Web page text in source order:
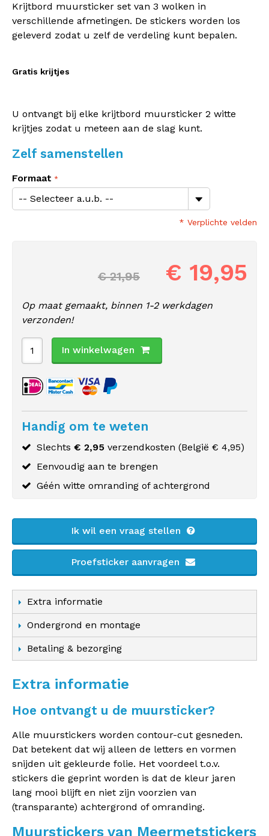
Krijtbord muursticker set van 3 wolken in
verschillende afmetingen. De stickers worden los
geleverd zodat u zelf de verdeling kunt bepalen.
Gratis krijtjes
U ontvangt bij elke krijtbord muursticker 2 witte
krijtjes zodat u meteen aan de slag kunt.
Zelf samenstellen
Formaat
* Verplichte velden
€ 21,95 € 19,95
Op maat gemaakt, binnen 1-2 werkdagen
verzonden!
In winkelwagen
Handig om te weten
Slechts € 2,95 verzendkosten (België € 4,95)
Eenvoudig aan te brengen
Géén witte omranding of achtergrond
Ik wil een vraag stellen
Proefsticker aanvragen
Extra informatie
Ondergrond en montage
Betaling & bezorging
Extra informatie
Hoe ontvangt u de muursticker?
Alle muurstickers worden contour-cut gesneden.
Dat betekent dat wij alleen de letters en vormen
snijden uit gekleurde folie. Het voordeel t.o.v.
stickers die geprint worden is dat de kleur jaren
lang mooi blijft en niet zijn voorzien van
(transparante) achtergrond of omranding.
Muurstickers van Meermetstickers